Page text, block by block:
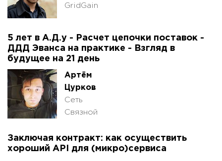
GridGain
5 лет в А.Д.у - Расчет цепочки поставок -
ДДД Эванса на практике - Взгляд в
будущее на 21 день
Артём
Цурков
Сеть
Связной
Заключая контракт: как осуществить
хороший API для (микро)сервиса